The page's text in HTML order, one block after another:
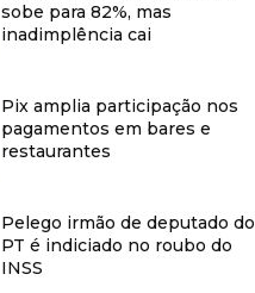
sobe para 82%, mas
inadimplência cai
Pix amplia participação nos
pagamentos em bares e
restaurantes
Pelego irmão de deputado do
PT é indiciado no roubo do
INSS